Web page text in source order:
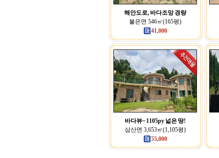
해안도로, 바다조망 경량
불은면 546㎡(165평)
41,000
바다뷰~ 1105py 넓은 땅!
삼산면 3,653㎡(1,105평)
55,000